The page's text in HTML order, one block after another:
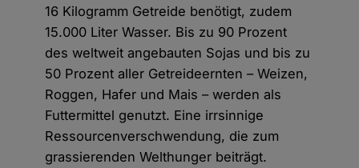
16 Kilogramm Getreide benötigt, zudem
15.000 Liter Wasser. Bis zu 90 Prozent
des weltweit angebauten Sojas und bis zu
50 Prozent aller Getreideernten – Weizen,
Roggen, Hafer und Mais – werden als
Futtermittel genutzt. Eine irrsinnige
Ressourcenverschwendung, die zum
grassierenden Welthunger beiträgt.